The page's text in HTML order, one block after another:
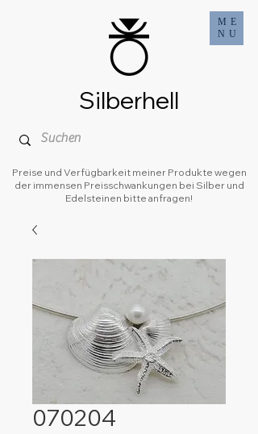
ME
NU
Preise und Verfügbarkeit meiner Produkte wegen
der immensen Preisschwankungen bei Silber und
Edelsteinen bitte anfragen!
Silberhell
070204